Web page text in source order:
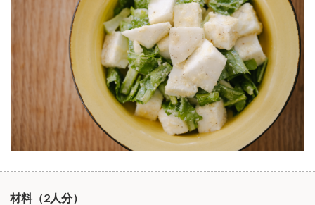
材料（2人分）